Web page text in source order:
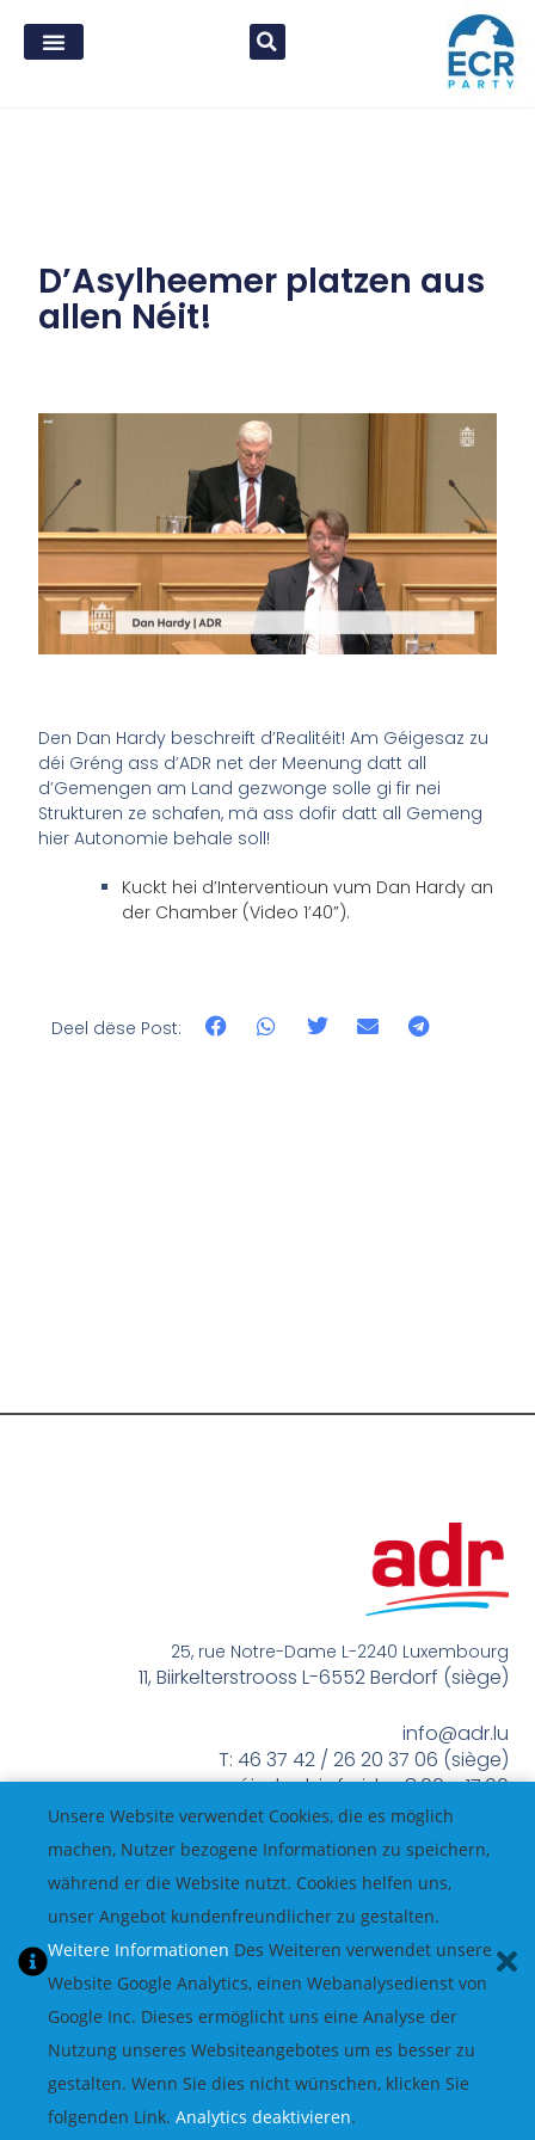
D’Asylheemer platzen aus
allen Néit!
Den Dan Hardy beschreift d’Realitéit! Am Géigesaz zu
déi Gréng ass d’ADR net der Meenung datt all
d’Gemengen am Land gezwonge solle gi fir nei
Strukturen ze schafen, mä ass dofir datt all Gemeng
hier Autonomie behale soll!
Kuckt hei d’Interventioun vum Dan Hardy an
der Chamber (Video 1’40”).
Deel dëse Post:
25, rue Notre-Dame L-2240 Luxembourg
11, Biirkelterstrooss L-6552 Berdorf (siège)
info@adr.lu
T: 46 37 42 / 26 20 37 06 (siège)
méindes bis freides 8:00 – 17:00
© All Rights Reserved.
Unsere Website verwendet Cookies, die es möglich
machen, Nutzer bezogene Informationen zu speichern,
während er die Website nutzt. Cookies helfen uns,
unser Angebot kundenfreundlicher zu gestalten.
Weitere Informationen Des Weiteren verwendet unsere
Website Google Analytics, einen Webanalysedienst von
Google Inc. Dieses ermöglicht uns eine Analyse der
Nutzung unseres Websiteangebotes um es besser zu
gestalten. Wenn Sie dies nicht wünschen, klicken Sie
folgenden Link. Analytics deaktivieren.